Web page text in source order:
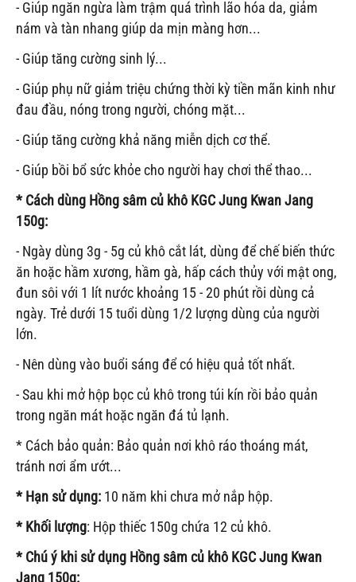
- Giúp ngăn ngừa làm trậm quá trình lão hóa da, giảm
nám và tàn nhang giúp da mịn màng hơn...
- Giúp tăng cường sinh lý...
- Giúp phụ nữ giảm triệu chứng thời kỳ tiền mãn kinh như
đau đầu, nóng trong người, chóng mặt...
- Giúp tăng cường khả năng miễn dịch cơ thể.
- Giúp bồi bổ sức khỏe cho người hay chơi thể thao...
* Cách dùng Hồng sâm củ khô KGC Jung Kwan Jang
150g:
- Ngày dùng 3g - 5g củ khô cắt lát, dùng để chế biến thức
ăn hoặc hầm xương, hầm gà, hấp cách thủy với mật ong,
đun sôi với 1 lít nước khoảng 15 - 20 phút rồi dùng cả
ngày. Trẻ dưới 15 tuổi dùng 1/2 lượng dùng của người
lớn.
- Nên dùng vào buổi sáng để có hiệu quả tốt nhất.
- Sau khi mở hộp bọc củ khô trong túi kín rồi bảo quản
trong ngăn mát hoặc ngăn đá tủ lạnh.
* Cách bảo quản: Bảo quản nơi khô ráo thoáng mát,
tránh nơi ẩm ướt...
* Hạn sử dụng: 10 năm khi chưa mở nắp hộp.
* Khối lượng: Hộp thiếc 150g chứa 12 củ khô.
* Chú ý khi sử dụng Hồng sâm củ khô KGC Jung Kwan
Jang 150g: